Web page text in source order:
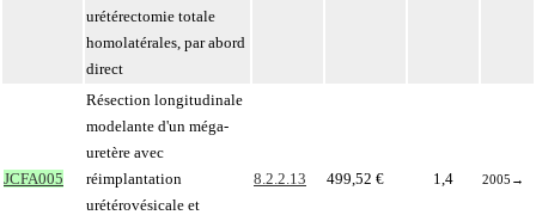
urétérectomie totale
homolatérales, par abord
direct
JCFA005
Résection longitudinale
modelante d'un méga-
uretère avec
réimplantation
urétérovésicale et
8.2.2.13 499,52 € 1,4 2005 →